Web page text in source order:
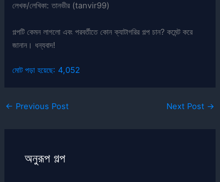
লেখক/লেখিকা: তানভীর (tanvir99)
গল্পটি কেমন লাগলো এবং পরবর্তীতে কোন ক্যাটাগরির গল্প চান? কমেন্ট করে
জানান। ধন্যবাদ!
মোট পড়া হয়েছে: 4,052
← Previous Post Next Post →
অনুরূপ গল্প